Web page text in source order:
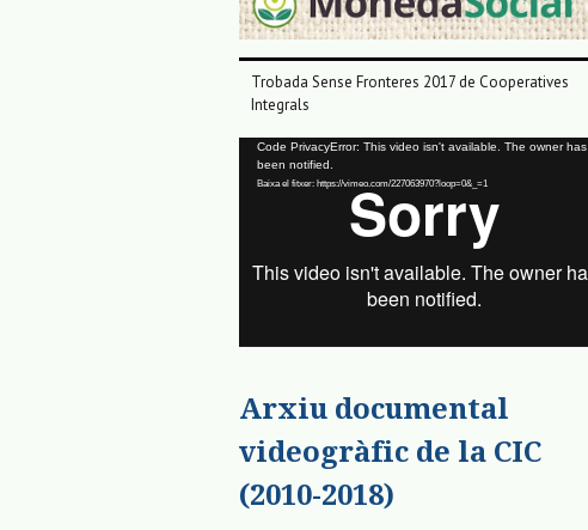
Trobada Sense Fronteres 2017 de Cooperatives
Integrals
Reproductor
vídeo
Code PrivacyError: This video isn't available. The owner has
been notified.
Baixa el fitxer: https://vimeo.com/227063970?loop=0&_=1
Arxiu documental
videogràfic de la CIC
(2010-2018)